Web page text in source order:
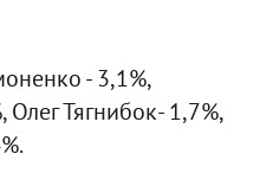
- 3,1%,
Тягнибок- 1,7%,